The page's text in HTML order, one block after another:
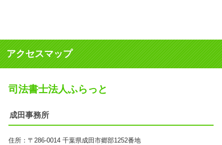
アクセスマップ
司法書士法人ふらっと
成田事務所
住所： 〒286-0014 千葉県成田市郷部1252番地